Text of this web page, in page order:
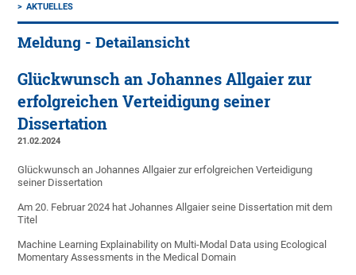
AKTUELLES
Meldung - Detailansicht
Glückwunsch an Johannes Allgaier zur
erfolgreichen Verteidigung seiner
Dissertation
21.02.2024
Glückwunsch an Johannes Allgaier zur erfolgreichen Verteidigung
seiner Dissertation
Am 20. Februar 2024 hat Johannes Allgaier seine Dissertation mit dem
Titel
Machine Learning Explainability on Multi-Modal Data using Ecological
Momentary Assessments in the Medical Domain